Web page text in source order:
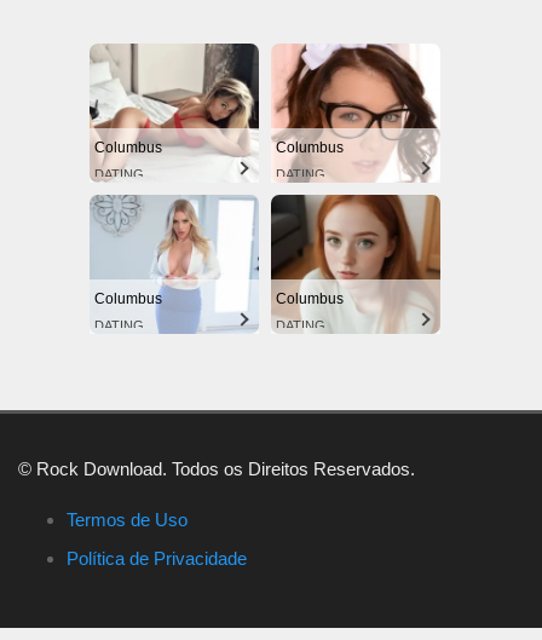
Columbus
DATING
Columbus
DATING
Columbus
DATING
Columbus
DATING
© Rock Download. Todos os Direitos Reservados.
Termos de Uso
Política de Privacidade